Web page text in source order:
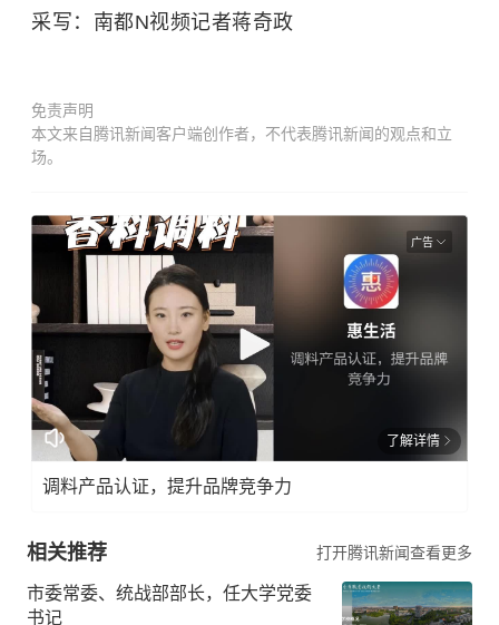
采写：南都N视频记者蒋奇政
免责声明
本文来自腾讯新闻客户端创作者，不代表腾讯新闻的观点和立
场。
广告
了解详情
调料产品认证，提升品牌竞争力
相关推荐 打开腾讯新闻查看更多
市委常委、统战部部长，任大学党委
书记